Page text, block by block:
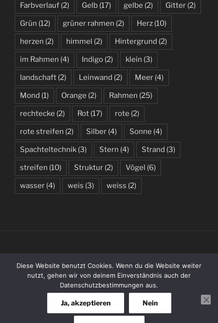
Farbverlauf (2) Gelb (17) gelbe (2) Gitter (2)
Grün (12) grüner rahmen (2) Herz (10)
herzen (2) himmel (2) Hintergrund (2)
im Rahmen (4) Indigo (2) klein (3)
landschaft (2) Leinwand (2) Meer (4)
Mond (1) Orange (2) Rahmen (25)
rechtecke (2) Rot (17) rote (2)
rote streifen (2) Silber (4) Sonne (4)
Spachteltechnik (3) Stern (4) Strand (3)
streifen (10) Struktur (2) Vögel (6)
wasser (4) weis (3) weiss (2)
(C) 2019 – 2026 BY KATHARINA WENZLAFF
Diese Website benutzt Cookies. Wenn du die Website weiter
nutzt, gehen wir von deinem Einverständnis auch der
Datenschutzbestimmungen aus.
Ja, akzeptieren Nein